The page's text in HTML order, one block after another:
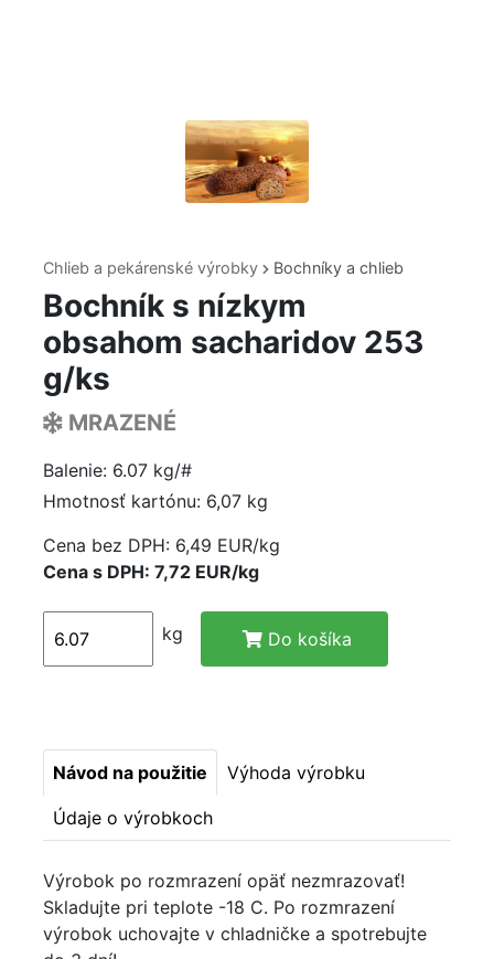
Chlieb a pekárenské výrobky Bochníky a chlieb
Bochník s nízkym
obsahom sacharidov 253
g/ks
MRAZENÉ
Balenie: 6.07 kg/#
Hmotnosť kartónu: 6,07 kg
Cena bez DPH: 6,49 EUR/kg
Cena s DPH: 7,72 EUR/kg
kg Do košíka
Návod na použitie Výhoda výrobku
Údaje o výrobkoch
Výrobok po rozmrazení opäť nezmrazovať!
Skladujte pri teplote -18 C. Po rozmrazení
výrobok uchovajte v chladničke a spotrebujte